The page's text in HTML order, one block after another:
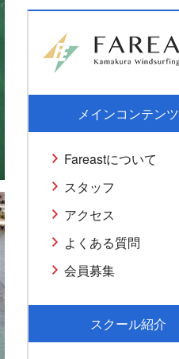
メインコンテンツ
Fareastについて
スタッフ
アクセス
よくある質問
会員募集
スクール紹介